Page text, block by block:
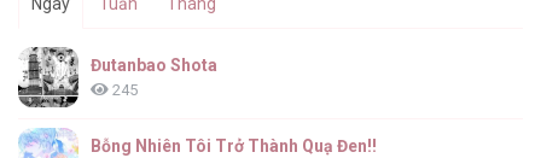
– Chap 6
Đutanbao Shota
245
Bỗng Nhiên Tôi Trở Thành Quạ Đen!!